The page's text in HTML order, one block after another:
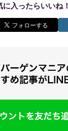
に入ったらいいね